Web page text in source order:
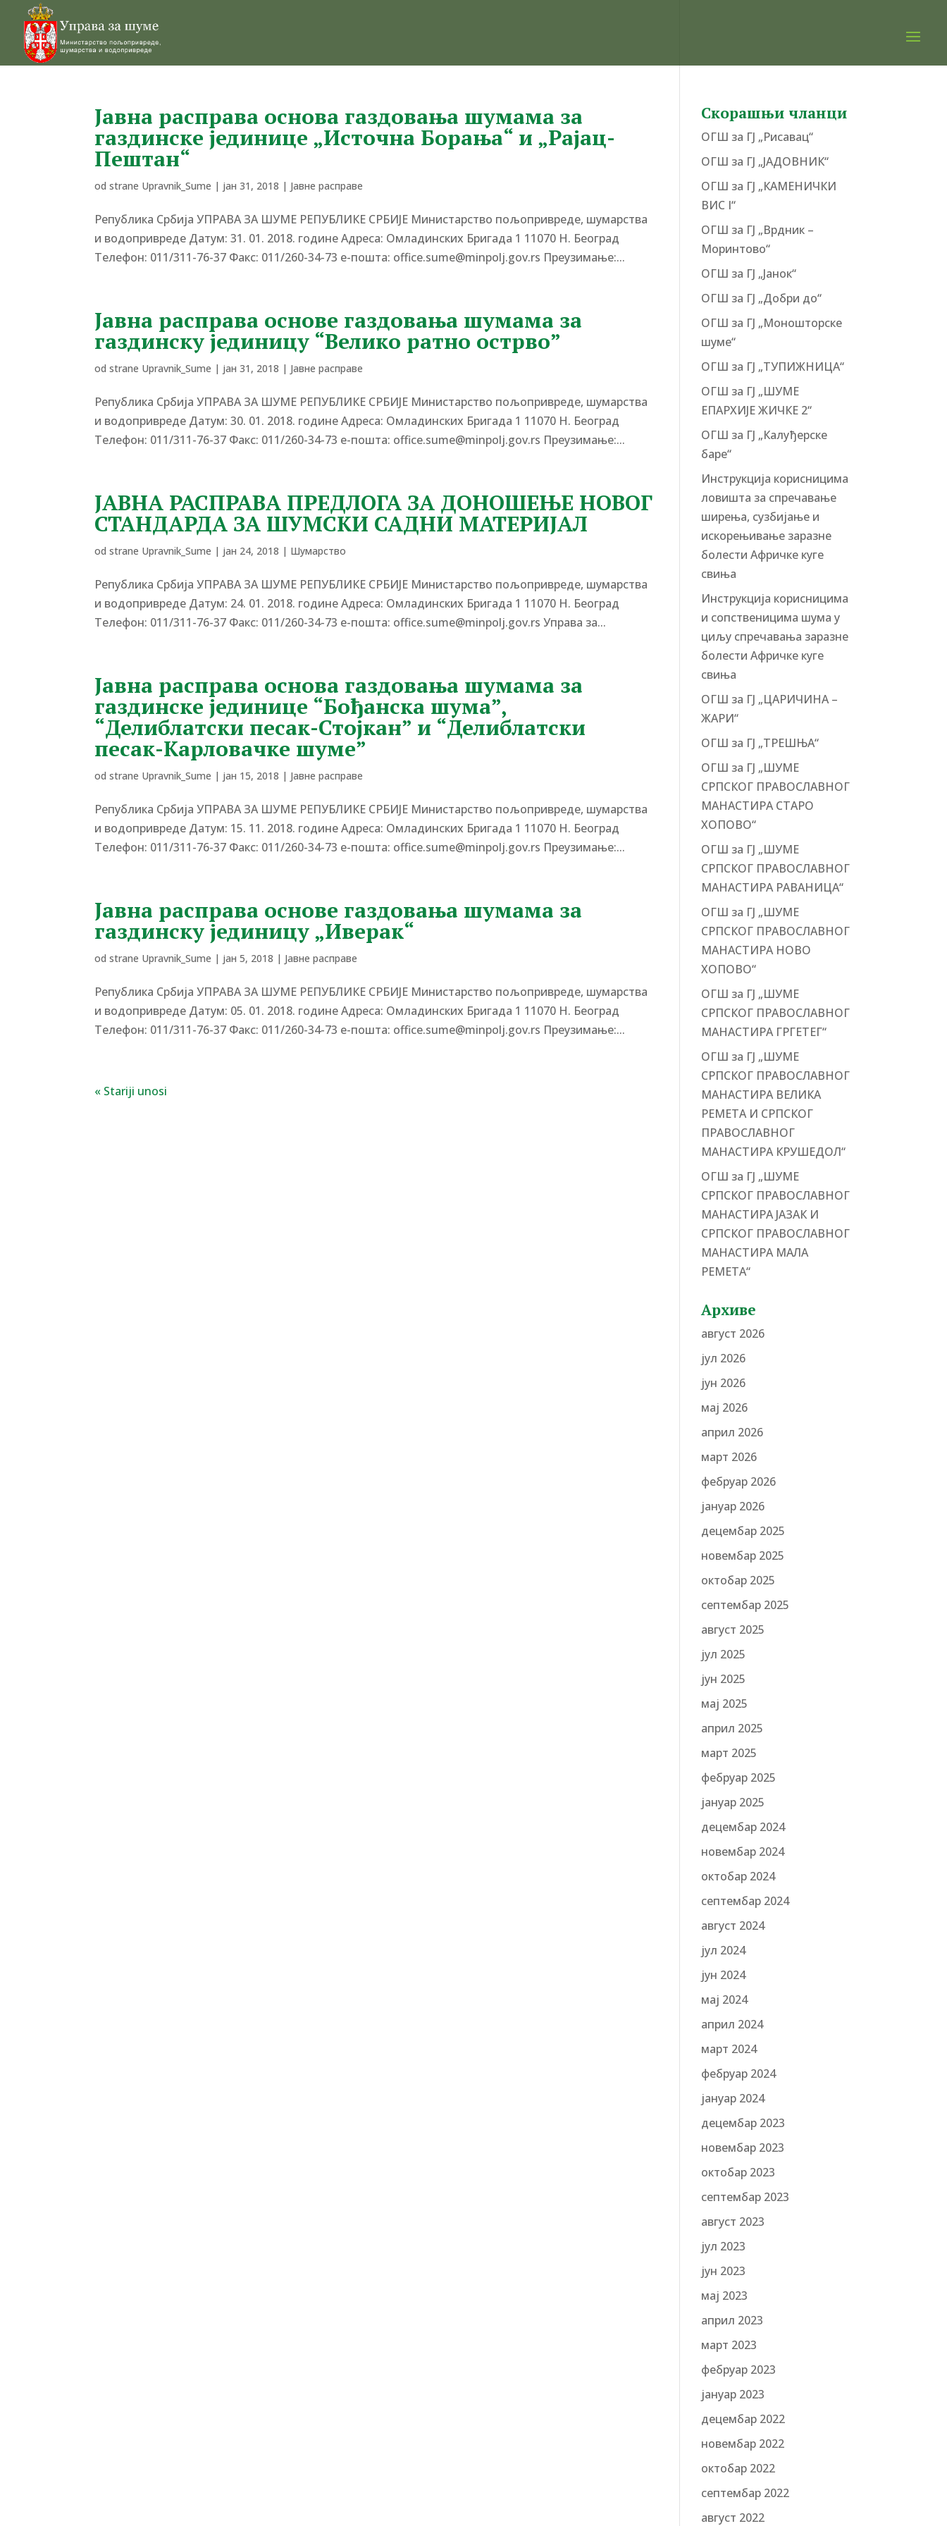
Јавна расправа основа газдовања шумама за
газдинске јединице „Источна Борања“ и „Рајац-
Пештан“
od strane Upravnik_Sume | јан 31, 2018 | Јавне расправе
Република Србија УПРАВА ЗА ШУМЕ РЕПУБЛИКЕ СРБИЈЕ Министарство пољопривреде, шумарства
и водопривреде Датум: 31. 01. 2018. године Адреса: Омладинских Бригада 1 11070 Н. Београд
Tелефон: 011/311-76-37 Факс: 011/260-34-73 е-пошта: office.sume@minpolj.gov.rs Преузимање:...
Јавна расправа основе газдовања шумама за
газдинску јединицу “Велико ратно острво”
od strane Upravnik_Sume | јан 31, 2018 | Јавне расправе
Република Србија УПРАВА ЗА ШУМЕ РЕПУБЛИКЕ СРБИЈЕ Министарство пољопривреде, шумарства
и водопривреде Датум: 30. 01. 2018. године Адреса: Омладинских Бригада 1 11070 Н. Београд
Tелефон: 011/311-76-37 Факс: 011/260-34-73 е-пошта: office.sume@minpolj.gov.rs Преузимање:...
ЈАВНА РАСПРАВА ПРЕДЛОГА ЗА ДОНОШЕЊЕ НОВОГ
СТАНДАРДА ЗА ШУМСКИ САДНИ МАТЕРИЈАЛ
od strane Upravnik_Sume | јан 24, 2018 | Шумарство
Република Србија УПРАВА ЗА ШУМЕ РЕПУБЛИКЕ СРБИЈЕ Министарство пољопривреде, шумарства
и водопривреде Датум: 24. 01. 2018. године Адреса: Омладинских Бригада 1 11070 Н. Београд
Tелефон: 011/311-76-37 Факс: 011/260-34-73 е-пошта: office.sume@minpolj.gov.rs Управа за...
Јавна расправа основа газдовања шумама за
газдинске јединице “Бођанска шума”,
“Делиблатски песак-Стојкан” и “Делиблатски
песак-Карловачке шуме”
od strane Upravnik_Sume | јан 15, 2018 | Јавне расправе
Република Србија УПРАВА ЗА ШУМЕ РЕПУБЛИКЕ СРБИЈЕ Министарство пољопривреде, шумарства
и водопривреде Датум: 15. 11. 2018. године Адреса: Омладинских Бригада 1 11070 Н. Београд
Tелефон: 011/311-76-37 Факс: 011/260-34-73 е-пошта: office.sume@minpolj.gov.rs Преузимање:...
Јавна расправа основе газдовања шумама за
газдинску јединицу „Иверак“
od strane Upravnik_Sume | јан 5, 2018 | Јавне расправе
Република Србија УПРАВА ЗА ШУМЕ РЕПУБЛИКЕ СРБИЈЕ Министарство пољопривреде, шумарства
и водопривреде Датум: 05. 01. 2018. године Адреса: Омладинских Бригада 1 11070 Н. Београд
Tелефон: 011/311-76-37 Факс: 011/260-34-73 е-пошта: office.sume@minpolj.gov.rs Преузимање:...
« Stariji unosi
Скорашњи чланци
ОГШ за ГЈ „Рисавац“
ОГШ за ГЈ „ЈАДОВНИК“
ОГШ за ГЈ „КАМЕНИЧКИ
ВИС I“
ОГШ за ГЈ „Врдник –
Моринтово“
ОГШ за ГЈ „Јанок“
ОГШ за ГЈ „Добри до“
ОГШ за ГЈ „Моношторске
шуме“
ОГШ за ГЈ „ТУПИЖНИЦА“
ОГШ за ГЈ „ШУМЕ
ЕПАРХИЈЕ ЖИЧКЕ 2“
ОГШ за ГЈ „Калуђерске
баре“
Инструкција корисницима
ловишта за спречавање
ширења, сузбијање и
искорењивање заразне
болести Афричке куге
свиња
Инструкција корисницима
и сопственицима шума у
циљу спречавања заразне
болести Афричке куге
свиња
ОГШ за ГЈ „ЦАРИЧИНА –
ЖАРИ“
ОГШ за ГЈ „ТРЕШЊА“
ОГШ за ГЈ „ШУМЕ
СРПСКОГ ПРАВОСЛАВНОГ
МАНАСТИРА СТАРО
ХОПОВО“
ОГШ за ГЈ „ШУМЕ
СРПСКОГ ПРАВОСЛАВНОГ
МАНАСТИРА РАВАНИЦА“
ОГШ за ГЈ „ШУМЕ
СРПСКОГ ПРАВОСЛАВНОГ
МАНАСТИРА НОВО
ХОПОВО“
ОГШ за ГЈ „ШУМЕ
СРПСКОГ ПРАВОСЛАВНОГ
МАНАСТИРА ГРГЕТЕГ“
ОГШ за ГЈ „ШУМЕ
СРПСКОГ ПРАВОСЛАВНОГ
МАНАСТИРА ВЕЛИКА
РЕМЕТА И СРПСКОГ
ПРАВОСЛАВНОГ
МАНАСТИРА КРУШЕДОЛ“
ОГШ за ГЈ „ШУМЕ
СРПСКОГ ПРАВОСЛАВНОГ
МАНАСТИРА ЈАЗАК И
СРПСКОГ ПРАВОСЛАВНОГ
МАНАСТИРА МАЛА
РЕМЕТА“
Архиве
август 2026
јул 2026
јун 2026
мај 2026
април 2026
март 2026
фебруар 2026
јануар 2026
децембар 2025
новембар 2025
октобар 2025
септембар 2025
август 2025
јул 2025
јун 2025
мај 2025
април 2025
март 2025
фебруар 2025
јануар 2025
децембар 2024
новембар 2024
октобар 2024
септембар 2024
август 2024
јул 2024
јун 2024
мај 2024
април 2024
март 2024
фебруар 2024
јануар 2024
децембар 2023
новембар 2023
октобар 2023
септембар 2023
август 2023
јул 2023
јун 2023
мај 2023
април 2023
март 2023
фебруар 2023
јануар 2023
децембар 2022
новембар 2022
октобар 2022
септембар 2022
август 2022